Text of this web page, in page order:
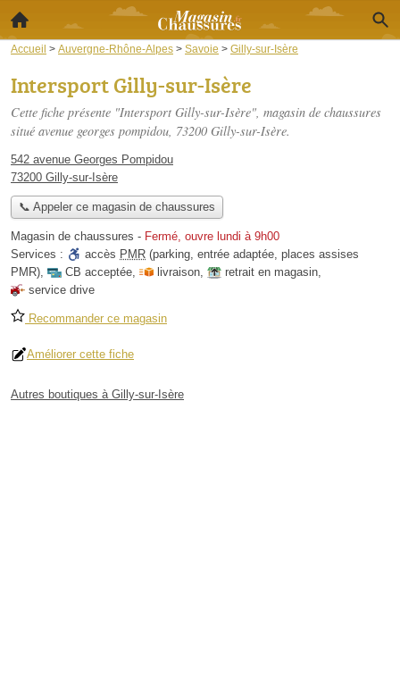
Accueil > Auvergne-Rhône-Alpes > Savoie > Gilly-sur-Isère
Intersport Gilly-sur-Isère
Cette fiche présente "Intersport Gilly-sur-Isère", magasin de chaussures
situé avenue georges pompidou, 73200 Gilly-sur-Isère.
542 avenue Georges Pompidou
73200 Gilly-sur-Isère
📞 Appeler ce magasin de chaussures
Magasin de chaussures - Fermé, ouvre lundi à 9h00
Services :
accès PMR (parking, entrée adaptée, places assises
PMR), CB acceptée, livraison, retrait en magasin,
service drive
Recommander ce magasin
Améliorer cette fiche
Autres boutiques à Gilly-sur-Isère